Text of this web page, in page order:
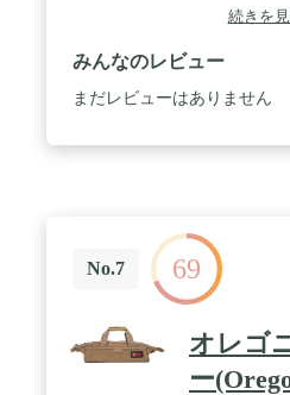
約10kg / 鍛造ペグ30cmを40
続きを
みんなのレビュー
まだレビューはありません
No.7 69
オレゴ
ー